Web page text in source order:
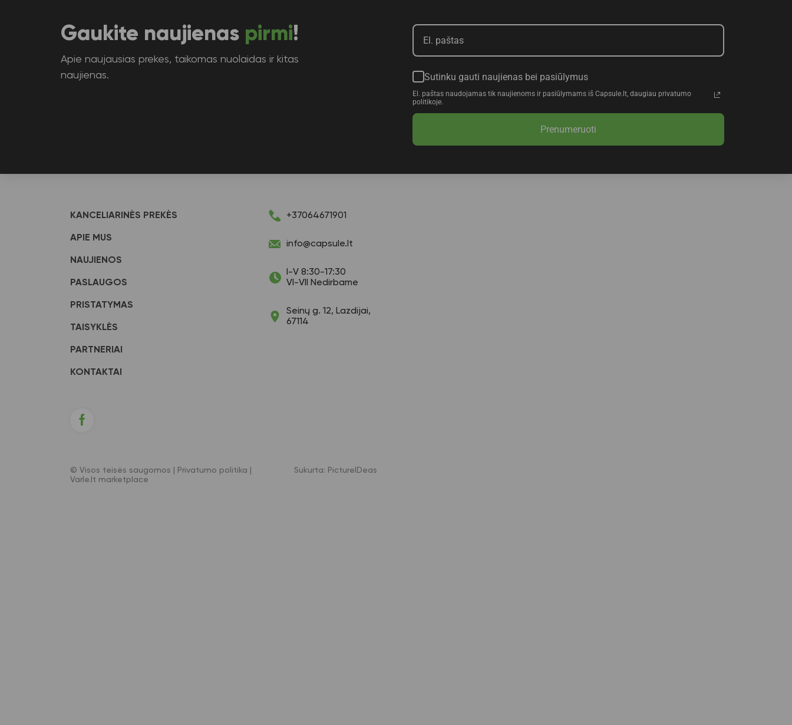
Gaukite naujienas pirmi!
Apie naujausias prekes, taikomas nuolaidas ir kitas
naujienas.
Sutinku gauti naujienas bei pasiūlymus
El. paštas naudojamas tik naujienoms ir pasiūlymams iš Capsule.lt, daugiau privatumo
politikoje.
Prenumeruoti
KANCELIARINĖS PREKĖS
APIE MUS
NAUJIENOS
PASLAUGOS
PRISTATYMAS
TAISYKLĖS
PARTNERIAI
KONTAKTAI
+37064671901
info@capsule.lt
I-V 8:30-17:30
VI-VII Nedirbame
Seinų g. 12, Lazdijai,
67114
© Visos teisės saugomos | Privatumo politika
Varle.lt marketplace
Sukurta: PictureIDeas